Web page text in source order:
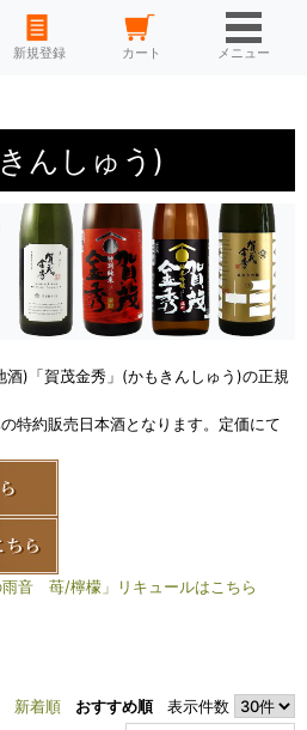
新規登録 カート メニュー
んしゅう)
)「賀茂金秀」(かもきんしゅう)の正規
特約販売日本酒となります。定価にて
音 苺/檸檬」リキュールはこちら
新着順 おすすめ順表示件数